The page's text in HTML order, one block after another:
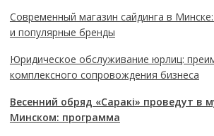
Современный магазин сайдинга в
и популярные бренды
Юридическое обслуживание юрлиц:
комплексного сопровождения бизнеса
Весенний обряд «Саракі» проведут в
Минском: программа